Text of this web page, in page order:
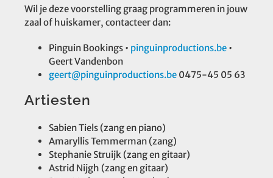
Wil je deze voorstelling graag programmeren in jouw
zaal of huiskamer, contacteer dan:
Pinguin Bookings • pinguinproductions.be •
Geert Vandenbon
geert@pinguinproductions.be 0475-45 05 63
Artiesten
Sabien Tiels (zang en piano)
Amaryllis Temmerman (zang)
Stephanie Struijk (zang en gitaar)
Astrid Nijgh (zang en gitaar)